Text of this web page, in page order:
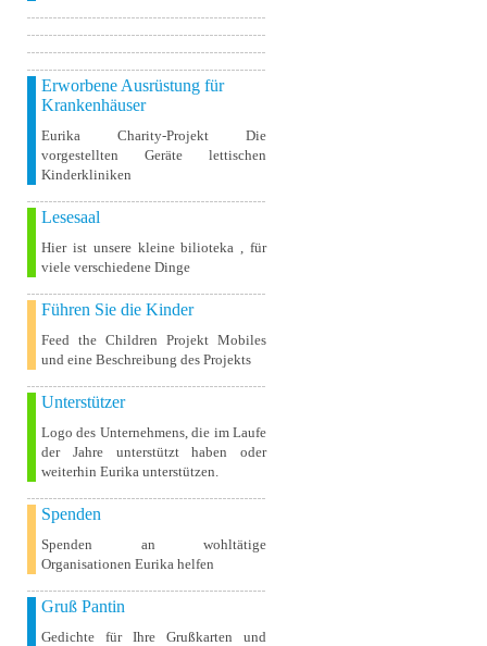
Erworbene Ausrüstung für
Krankenhäuser
Eurika Charity-Projekt Die
vorgestellten Geräte lettischen
Kinderkliniken
Lesesaal
Hier ist unsere kleine bilioteka , für
viele verschiedene Dinge
Führen Sie die Kinder
Feed the Children Projekt Mobiles
und eine Beschreibung des Projekts
Unterstützer
Logo des Unternehmens, die im Laufe
der Jahre unterstützt haben oder
weiterhin Eurika unterstützen.
Spenden
Spenden an wohltätige
Organisationen Eurika helfen
Gruß Pantin
Gedichte für Ihre Grußkarten und